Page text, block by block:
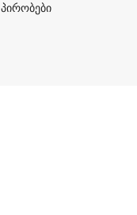
პირობები